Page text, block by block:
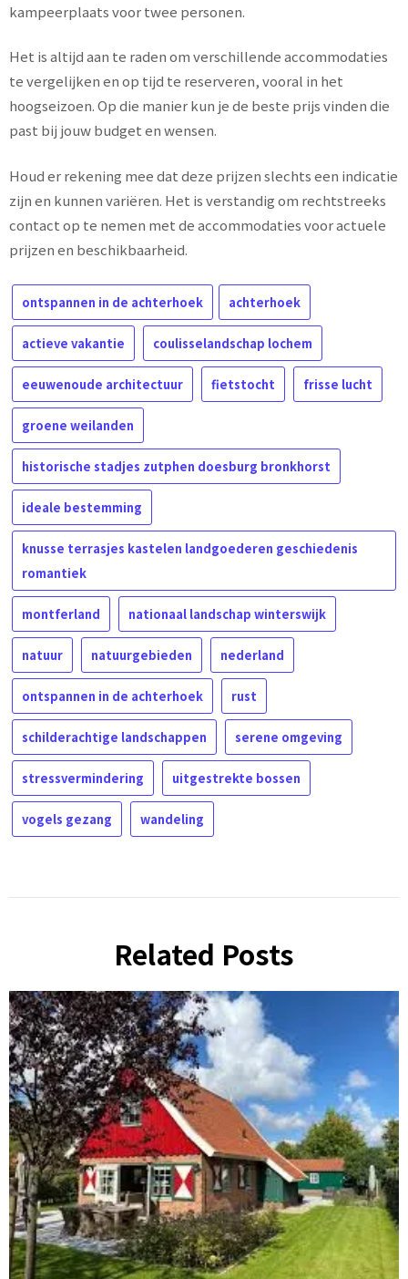
kampeerplaats voor twee personen.
Het is altijd aan te raden om verschillende accommodaties
te vergelijken en op tijd te reserveren, vooral in het
hoogseizoen. Op die manier kun je de beste prijs vinden die
past bij jouw budget en wensen.
Houd er rekening mee dat deze prijzen slechts een indicatie
zijn en kunnen variëren. Het is verstandig om rechtstreeks
contact op te nemen met de accommodaties voor actuele
prijzen en beschikbaarheid.
ontspannen in de achterhoek achterhoek
actieve vakantie coulisselandschap lochem
eeuwenoude architectuur fietstocht frisse lucht
groene weilanden
historische stadjes zutphen doesburg bronkhorst
ideale bestemming
knusse terrasjes kastelen landgoederen geschiedenis
romantiek
montferland nationaal landschap winterswijk
natuur natuurgebieden nederland
ontspannen in de achterhoek rust
schilderachtige landschappen serene omgeving
stressvermindering uitgestrekte bossen
vogels gezang wandeling
Related Posts